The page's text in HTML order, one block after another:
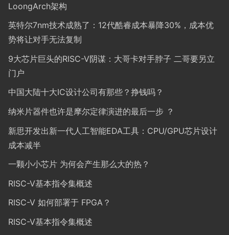
LoongArch架构
英特尔7nm技术成熟了：12代酷睿成本暴降30%，成本优
势将让对手无法复制
9大芯片巨头的RISC-V阴谋：大哥卡对手脖子 二哥要另立
门户
中国大陆十大IC设计公司有那些？挣钱吗？
纳米片器件也许是摩尔定律演进的最后一步 ？
新思开发出新一代人工智能EDA工具：CPU/GPU芯片设计
成本减半
一颗小小芯片 为何会产生那么大的热？
RISC-V基本指令集概述
RISC-V 如何部署于 FPGA？
RISC-V基本指令集概述